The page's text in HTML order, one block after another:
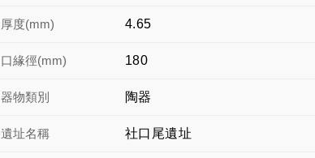
厚度(mm) 4.65
口緣徑(mm) 180
器物類別 陶器
遺址名稱 社口尾遺址